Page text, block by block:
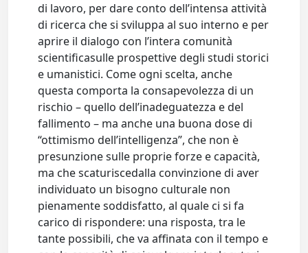
di lavoro, per dare conto dell’intensa attività
di ricerca che si sviluppa al suo interno e per
aprire il dialogo con l’intera comunità
scientificasulle prospettive degli studi storici
e umanistici. Come ogni scelta, anche
questa comporta la consapevolezza di un
rischio – quello dell’inadeguatezza e del
fallimento – ma anche una buona dose di
“ottimismo dell’intelligenza”, che non è
presunzione sulle proprie forze e capacità,
ma che scaturiscedalla convinzione di aver
individuato un bisogno culturale non
pienamente soddisfatto, al quale ci si fa
carico di rispondere: una risposta, tra le
tante possibili, che va affinata con il tempo e